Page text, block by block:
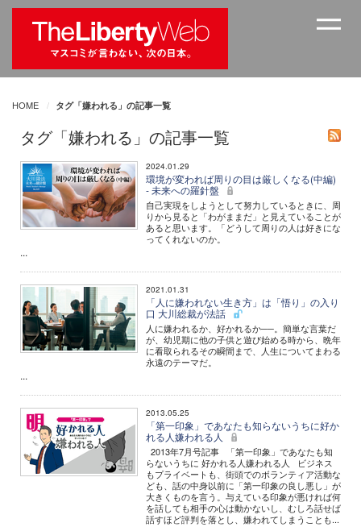
HOME タグ「嫌われる」の記事一覧
タグ「嫌われる」の記事一覧
2024.01.29
環境が変われば周りの目は厳しくなる(中編)
- 未来への羅針盤
自己実現をしようとして努力しているときに、周
りから見ると「わがままだ」と見えていることが
あると思います。「どうして周りの人は好きにな
ってくれないのか。
...
2021.01.31
「人に嫌われない生き方」は「悟り」の入り
口 大川総裁が法話
人に嫌われるか、好かれるか──。簡単な言葉だ
が、幼児期に他の子供と遊び始める時から、晩年
に看取られるその瞬間まで、人生についてまわる
永遠のテーマだ。
...
2013.05.25
「第一印象」であなたも知らないうちに好か
れる人嫌われる人
2013年7月号記事 「第一印象」であなたも知
らないうちに 好かれる人嫌われる人 ビジネス
もプライベートも、街頭でのボランティア活動な
ども、話の中身以前に「第一印象の良し悪し」が
大きくものを言う。与えている印象が悪ければ何
を話しても相手の心は動かないし、むしろ話せば
話すほど評判を落とし、嫌われてしまうことも...